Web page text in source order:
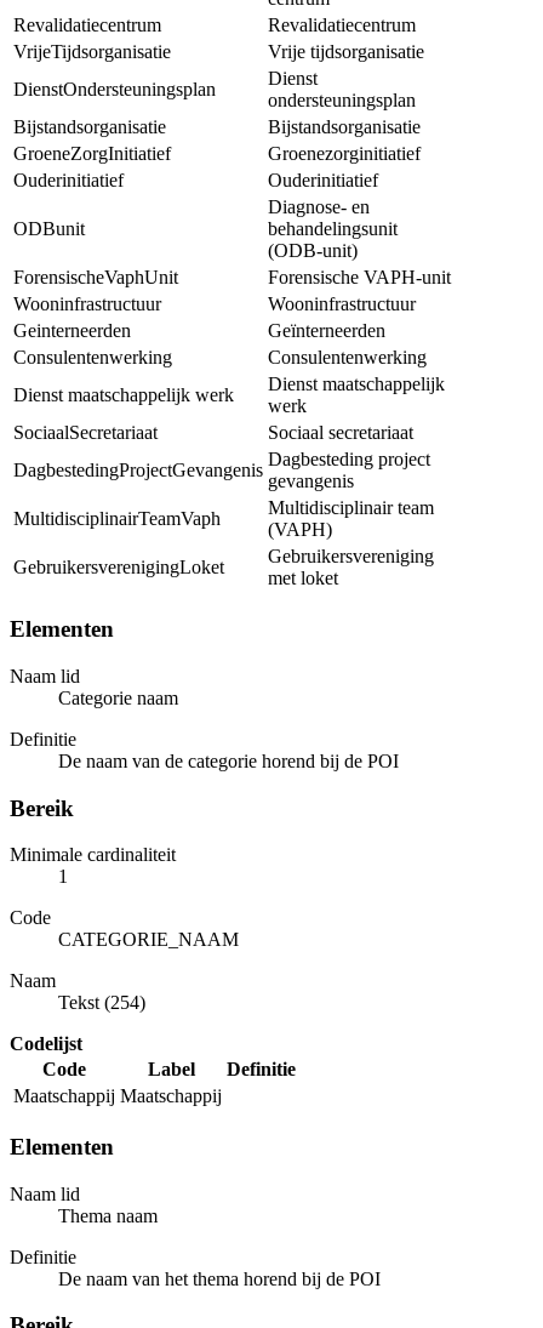
Revalidatiecentrum
Revalidatiecentrum
VrijeTijdsorganisatie
Vrije tijdsorganisatie
DienstOndersteuningsplan
Dienst
ondersteuningsplan
Bijstandsorganisatie
Bijstandsorganisatie
GroeneZorgInitiatief
Groenezorginitiatief
Ouderinitiatief
Ouderinitiatief
ODBunit
Diagnose- en
behandelingsunit
(ODB-unit)
ForensischeVaphUnit
Forensische VAPH-unit
Wooninfrastructuur
Wooninfrastructuur
Geinterneerden
Geïnterneerden
Consulentenwerking
Consulentenwerking
Dienst maatschappelijk werk
Dienst maatschappelijk
werk
SociaalSecretariaat
Sociaal secretariaat
DagbestedingProjectGevangenis
Dagbesteding project
gevangenis
MultidisciplinairTeamVaph
Multidisciplinair team
(VAPH)
GebruikersverenigingLoket
Gebruikersvereniging
met loket
Elementen
Naam lid
Categorie naam
Definitie
De naam van de categorie horend bij de POI
Bereik
Minimale cardinaliteit
1
Code
CATEGORIE_NAAM
Naam
Tekst (254)
Codelijst
Code
Label
Definitie
Maatschappij Maatschappij
Elementen
Naam lid
Thema naam
Definitie
De naam van het thema horend bij de POI